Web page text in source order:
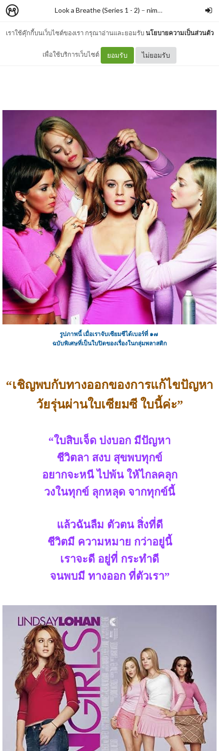
เราใช้คุ๊กกี้บนเว็บไซต์ของเรา กรุณาอ่านและยอมรับนโยบายความเป็นส่วนตัว
เพื่อใช้บริการเว็บไซต์ ยอมรับ ไม่ยอมรับ
Look a Breathe (Series 1 - 2) – nimon
Mean Girls (2004)
รูปภาพนี้ เมื่อเราจับเซียมซีได้เบอร์ที่ ๑๗
ฉบับพิเศษที่เป็นใบปิดของเรื่องในกลุ่มพลาสติก
“เชิญพบกับทางออกของการแก้ไขปัญหา
วัยรุ่นผ่านใบเซียมซี ใบนี้ค่ะ”
“ใบสิบเจ็ด บ่งบอก มีปัญหา
ชีวิตลา สงบ สุขพบทุกข์
อยากจะหนี ไปพ้น ให้ไกลคลุก
วงในทุกข์ ลุกหลุด จากทุกข์นี้
แล้วฉันลืม ตัวตน สิ่งที่ดี
ชีวิตมี ความหมาย กว่าอยู่นี้
เราจะดี อยู่ที่ กระทำดี
จนพบมี ทางออก ที่ตัวเรา”